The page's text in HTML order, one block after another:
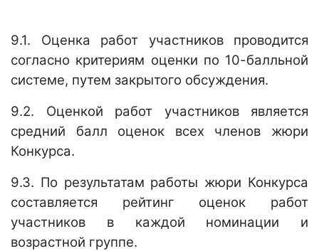
9.1. Оценка работ участников проводится
согласно критериям оценки по 10-балльной
системе, путем закрытого обсуждения.
9.2. Оценкой работ участников является
средний балл оценок всех членов жюри
Конкурса.
9.3. По результатам работы жюри Конкурса
составляется рейтинг оценок работ
участников в каждой номинации и
возрастной группе.